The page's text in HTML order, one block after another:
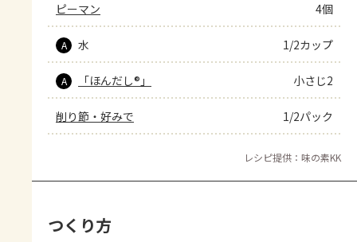
ピーマン 4個
A 水 1/2カップ
A 「ほんだし®」 小さじ2
削り節・好みで 1/2パック
レシピ提供：味の素KK
つくり方